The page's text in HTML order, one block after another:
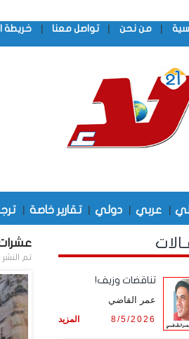
| من نحن | تواصل معنا | خريطة
| عربي | دولي | تقارير خاصة |
تم
تناقضات وزيف!
عمر القاضي
المزيد 8/5/2026